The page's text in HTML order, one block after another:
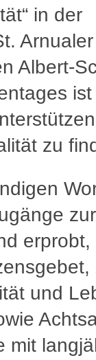
in der
Albert-
zu
zur
erprobt,
und
mit